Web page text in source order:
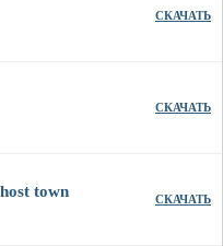
СКАЧАТЬ
СКАЧАТЬ
town СКАЧАТЬ